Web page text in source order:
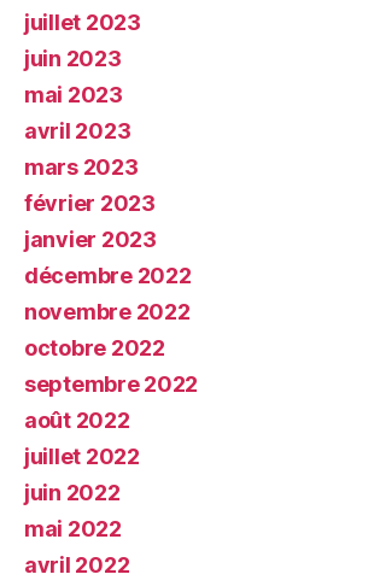
juillet 2023
juin 2023
mai 2023
avril 2023
mars 2023
février 2023
janvier 2023
décembre 2022
novembre 2022
octobre 2022
septembre 2022
août 2022
juillet 2022
juin 2022
mai 2022
avril 2022